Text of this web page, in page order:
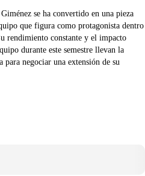
se ha convertido en una pieza
que figura como protagonista dentro
rendimiento constante y el impacto
durante este semestre llevan la
negociar una extensión de su